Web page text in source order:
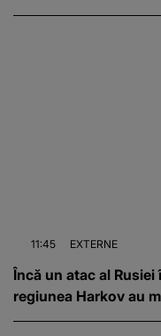
11:45 EXTERNE
Încă un atac al Rusiei
regiunea Harkov au